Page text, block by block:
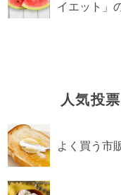
イエット」
人気投
よく買う市